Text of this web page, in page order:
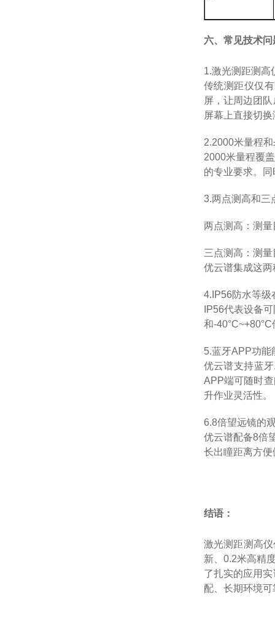
六、常见技术问
1.激光测距测高
传统测距仪仅
屏，让周边团
屏幕上直接切
2.2000米量程和
2000米量程覆
的专业要求。同
3.两点测高和三
两点测高：测
三点测高：测
优云谱集成这
4. IP56防水等级
IP56代表设备
和-40°C~+80°C
5.蓝牙APP功能
优云谱支持蓝牙
APP端可随时
升作业灵活性。
6.8倍望远镜的
优云谱配备8倍
长出瞳距离方
结语：
激光测距测高
新、 0.2米高精
了扎实的应用
配、长期环境